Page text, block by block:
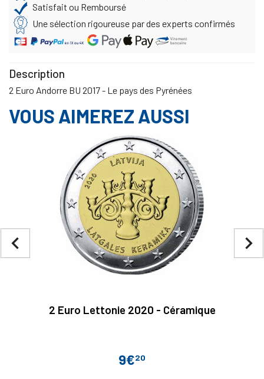
Satisfait ou Remboursé
Une sélection rigoureuse par des experts confirmés
Description
2 Euro Andorre BU 2017 - Le pays des Pyrénées
VOUS AIMEREZ AUSSI
2 Euro Lettonie 2020 - Céramique
Prix
9€20
navigate_next
navigate_before